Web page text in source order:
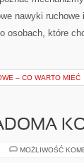
nawyki
osobach, które
– CO WARTO MIEĆ
MOŻLIWOŚĆ